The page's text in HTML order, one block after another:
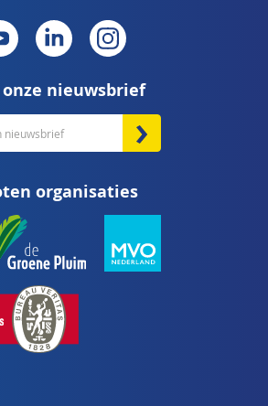
nieuwsbrief
organisaties